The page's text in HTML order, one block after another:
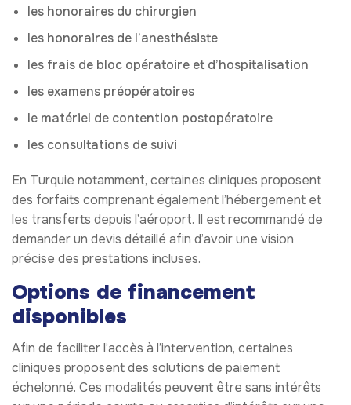
les honoraires du chirurgien
les honoraires de l’anesthésiste
les frais de bloc opératoire et d’hospitalisation
les examens préopératoires
le matériel de contention postopératoire
les consultations de suivi
En Turquie notamment, certaines cliniques proposent
des forfaits comprenant également l’hébergement et
les transferts depuis l’aéroport. Il est recommandé de
demander un devis détaillé afin d’avoir une vision
précise des prestations incluses.
Options de financement
disponibles
Afin de faciliter l’accès à l’intervention, certaines
cliniques proposent des solutions de paiement
échelonné. Ces modalités peuvent être sans intérêts